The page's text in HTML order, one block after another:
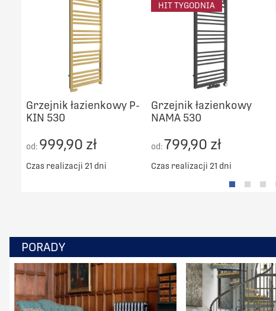
Grzejnik łazienkowy P-
KIN 530
od: 999,90 zł
Czas realizacji 21 dni
HIT TYGODNIA
Grzejnik łazienkowy
NAMA 530
od:799,90 zł
Czas realizacji 21 dni
PORADY